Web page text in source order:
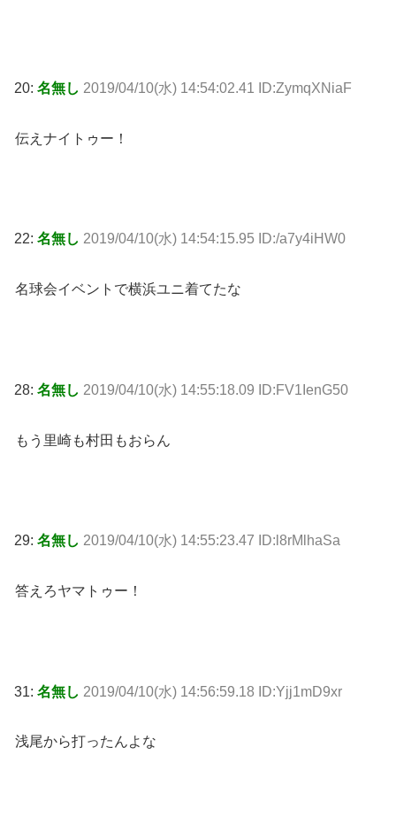
20: 名無し 2019/04/10(水) 14:54:02.41 ID:ZymqXNiaF
伝えナイトゥー！
22: 名無し 2019/04/10(水) 14:54:15.95 ID:/a7y4iHW0
名球会イベントで横浜ユニ着てたな
28: 名無し 2019/04/10(水) 14:55:18.09 ID:FV1IenG50
もう里崎も村田もおらん
29: 名無し 2019/04/10(水) 14:55:23.47 ID:l8rMlhaSa
答えろヤマトゥー！
31: 名無し 2019/04/10(水) 14:56:59.18 ID:Yjj1mD9xr
浅尾から打ったんよな